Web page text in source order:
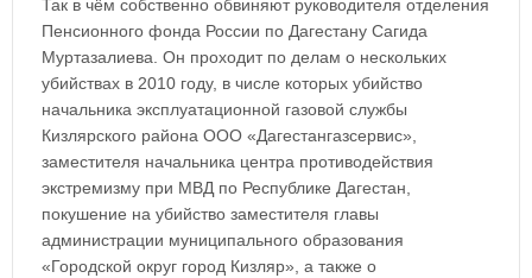
Так в чём собственно обвиняют руководителя отделения
Пенсионного фонда России по Дагестану Сагида
Муртазалиева. Он проходит по делам о нескольких
убийствах в 2010 году, в числе которых убийство
начальника эксплуатационной газовой службы
Кизлярского района ООО «Дагестангазсервис»,
заместителя начальника центра противодействия
экстремизму при МВД по Республике Дагестан,
покушение на убийство заместителя главы
администрации муниципального образования
«Городской округ город Кизляр», а также о